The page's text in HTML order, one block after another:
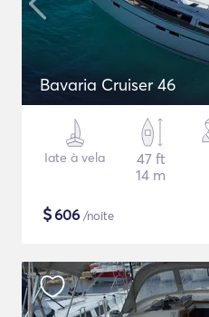
Bavaria Cruiser 46
Iate à vela
47 ft
14 m
$606 /noite